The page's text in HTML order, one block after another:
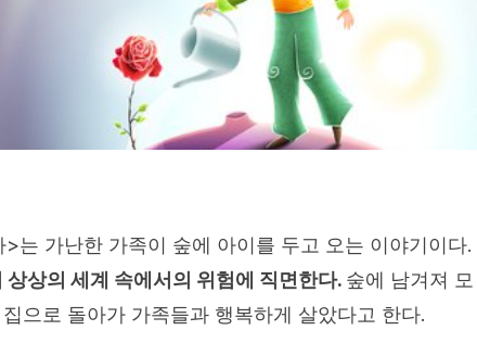
는 가난한 가족이 숲에 아이를 두고 오는 이야기이다.
상의 세계 속에서의 위험에 직면한다. 숲에 남겨져 모
으로 돌아가 가족들과 행복하게 살았다고 한다.